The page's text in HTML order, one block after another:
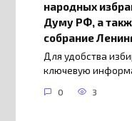
народных
Думу РФ, а
собрание
Для удобства
ключевую
0 3